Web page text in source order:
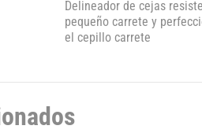
Delineador de cejas
pequeño carrete y
el cepillo carrete